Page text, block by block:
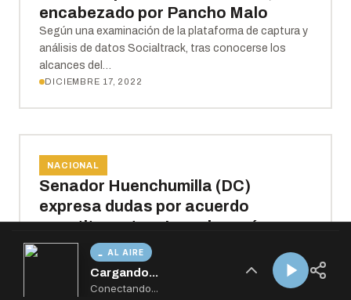
AL AIRE
Cargando...
Conectando...